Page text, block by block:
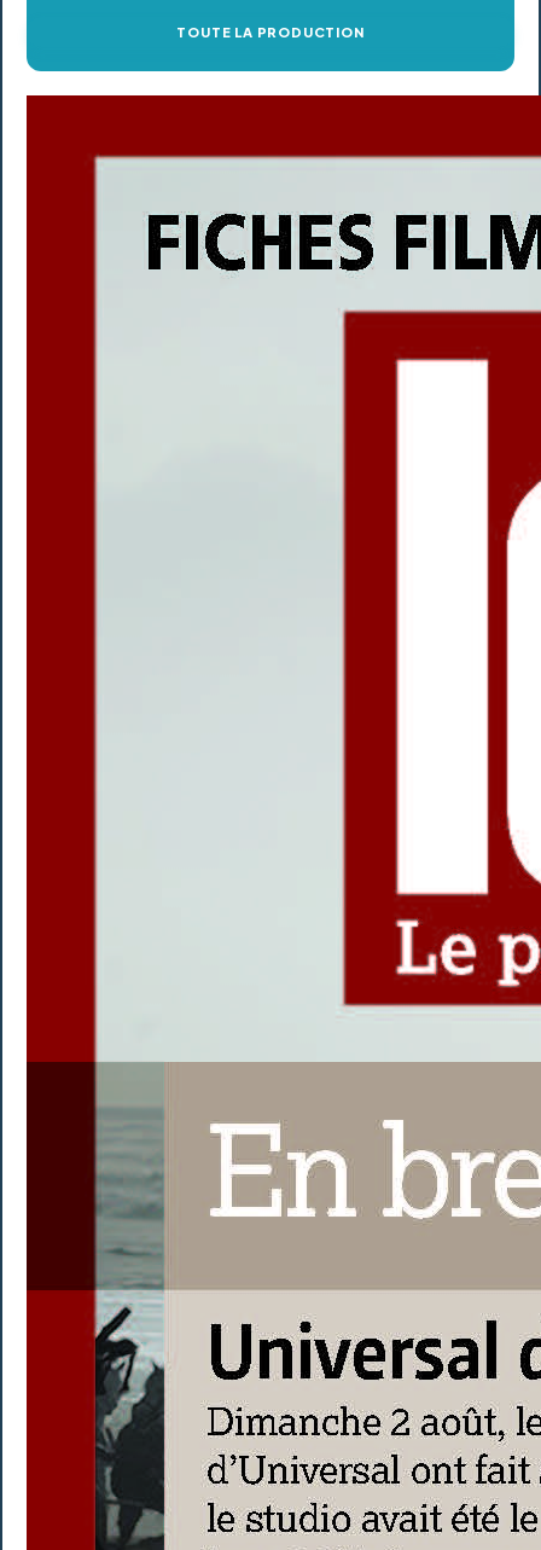
TOUTE LA PRODUCTION